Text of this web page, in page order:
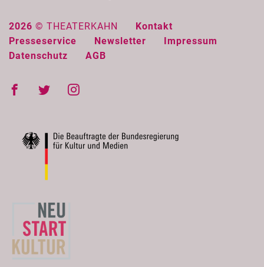
2026 © THEATERKAHN
Kontakt
Presseservice
Newsletter
Impressum
Datenschutz
AGB